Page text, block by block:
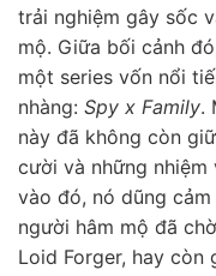
trải nghiệm gây sốc
mộ. Giữa bối cảnh
một series vốn nổi
nhàng: Spy x Family.
này đã không còn
cười và những
vào đó, nó dũng
người hâm mộ đã
Loid Forger, hay còn